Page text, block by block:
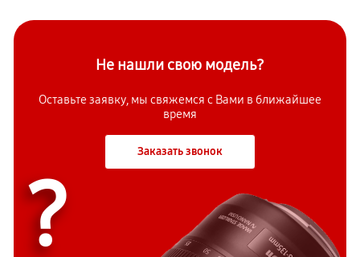
Не нашли свою модель?
Оставьте заявку, мы свяжемся с Вами в ближайшее
время
Заказать звонок
?